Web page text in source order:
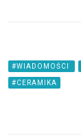
#WIADOMOŚCI
#CERAMIKA